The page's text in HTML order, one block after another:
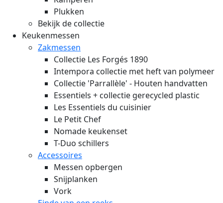
Plukken
Bekijk de collectie
Keukenmessen
Zakmessen
Collectie Les Forgés 1890
Intempora collectie met heft van polymeer
Collectie 'Parrallèle' - Houten handvatten
Essentiels + collectie gerecycled plastic
Les Essentiels du cuisinier
Le Petit Chef
Nomade keukenset
T-Duo schillers
Accessoires
Messen opbergen
Snijplanken
Vork